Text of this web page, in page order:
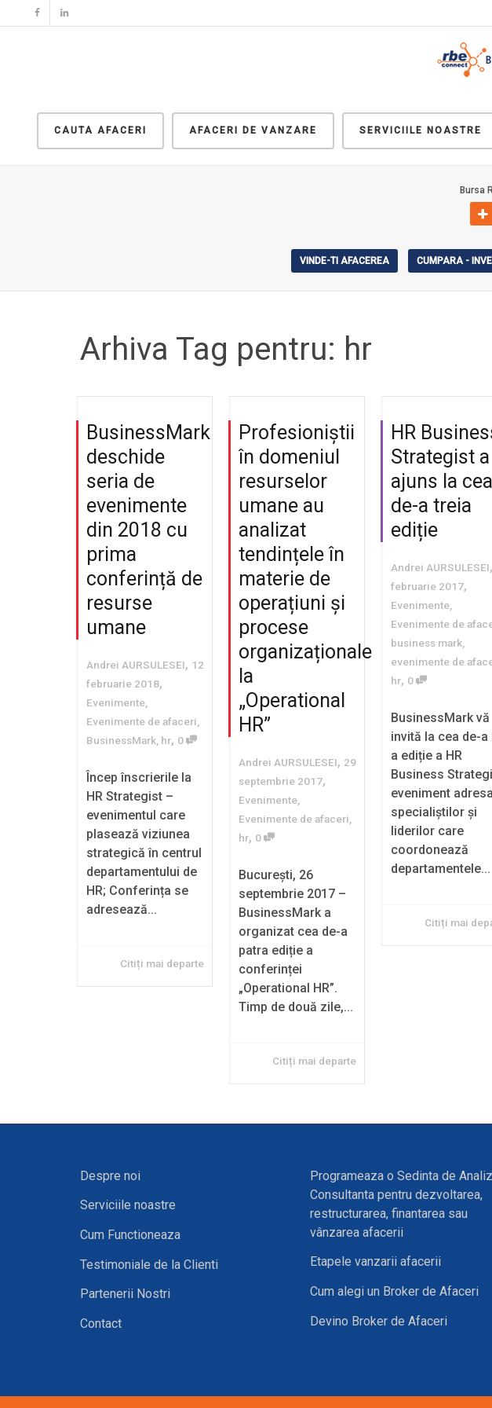
CAUTA AFACERI AFACERI DE VANZARE SERVICIILE NOASTRE
Bursa
VINDE-TI AFACEREA CUMPARA -
Arhiva Tag pentru: hr
BusinessMark
deschide
seria de
evenimente
din 2018 cu
prima
conferință de
resurse
umane
Andrei AURSULESEI, 12
februarie 2018,
Evenimente
Evenimente de afaceri
BusinessMark hr, 0
Încep înscrierile la
HR Strategist –
evenimentul care
plasează viziunea
strategică în centrul
departamentului de
HR; Conferința se
adresează...
Citiți mai departe
Profesioniștii
în domeniul
resurselor
umane au
analizat
tendințele în
materie de
operațiuni și
procese
organizaționale
la
„Operational
HR”
Andrei AURSULESEI, 29
septembrie 2017,
Evenimente
Evenimente de afaceri
hr, 0
București, 26
septembrie 2017 –
BusinessMark a
organizat cea de-a
patra ediție a
conferinței
„Operational HR”.
Timp de două zile,...
Citiți mai departe
HR
Strategist a
ajuns la cea
de-a treia
ediție
Andrei AURSULESEI,
februarie 2017,
Evenimente
Evenimente de
business mark
evenimente de
hr, 0
BusinessMark vă
invită la cea de-a
a ediție a HR
Business
eveniment
specialiștilor și
liderilor care
coordonează
departamentele...
Citiți mai
Despre noi
Serviciile noastre
Cum Functioneaza
Testimoniale de la Clienti
Partenerii Nostri
Contact
Programeaza o Sedinta de
Consultanta pentru dezvoltarea,
restructurarea, finantarea sau
vânzarea afacerii
Etapele vanzarii afacerii
Cum alegi un Broker de Afaceri
Devino Broker de Afaceri